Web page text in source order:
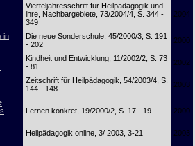
Vierteljahresschrift für Heilpädagogik und
ihre, Nachbargebiete, 73/2004/4, S. 344 -
349
2004
in
Die neue Sonderschule, 45/2000/3, S. 191
- 202
2000
Kindheit und Entwicklung, 11/2002/2, S. 73
- 81
2002
Zeitschrift für Heilpädagogik, 54/2003/4, S.
144 - 148
2003
Lernen konkret, 19/2000/2, S. 17 - 19 2000
Heilpädagogik online, 3/ 2003, 3-21 2003